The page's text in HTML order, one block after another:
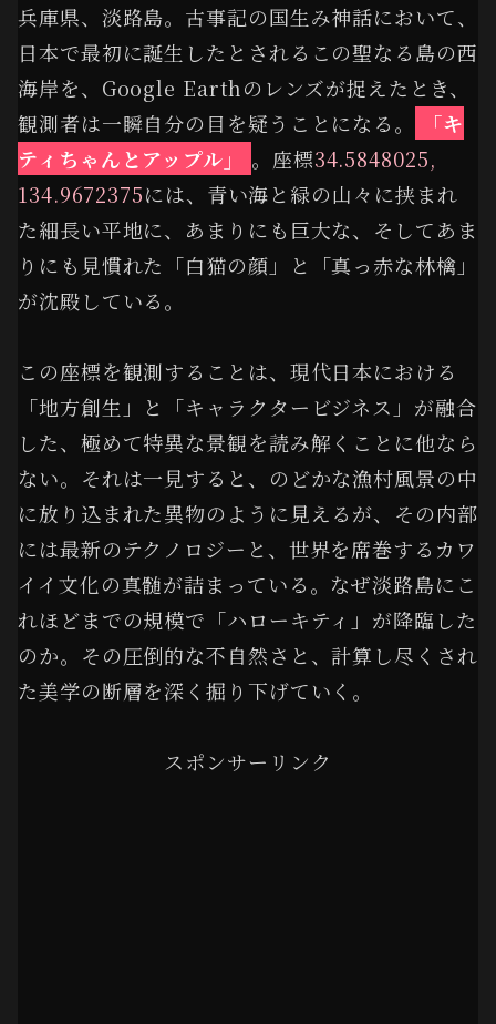
兵庫県、淡路島。古事記の国生み神話において、
日本で最初に誕生したとされるこの聖なる島の西
海岸を、Google Earthのレンズが捉えたとき、
観測者は一瞬自分の目を疑うことになる。
「キ
ティちゃんとアップル」
。座標34.5848025,
134.9672375には、青い海と緑の山々に挟まれ
た細長い平地に、あまりにも巨大な、そしてあま
りにも見慣れた「白猫の顔」と「真っ赤な林檎」
が沈殿している。
この座標を観測することは、現代日本における
「地方創生」と「キャラクタービジネス」が融合
した、極めて特異な景観を読み解くことに他なら
ない。それは一見すると、のどかな漁村風景の中
に放り込まれた異物のように見えるが、その内部
には最新のテクノロジーと、世界を席巻するカワ
イイ文化の真髄が詰まっている。なぜ淡路島にこ
れほどまでの規模で「ハローキティ」が降臨した
のか。その圧倒的な不自然さと、計算し尽くされ
た美学の断層を深く掘り下げていく。
スポンサーリンク